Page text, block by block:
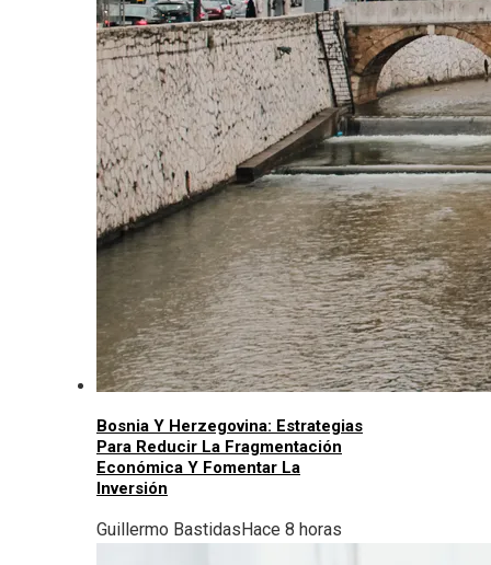
Bosnia Y Herzegovina: Estrategias
Para Reducir La Fragmentación
Económica Y Fomentar La
Inversión
Guillermo BastidasHace 8 horas